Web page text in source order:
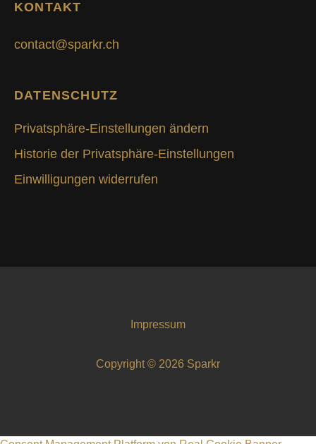
KONTAKT
contact@sparkr.ch
DATENSCHUTZ
Privatsphäre-Einstellungen ändern
Historie der Privatsphäre-Einstellungen
Einwilligungen widerrufen
Impressum
Copyright © 2026 Sparkr